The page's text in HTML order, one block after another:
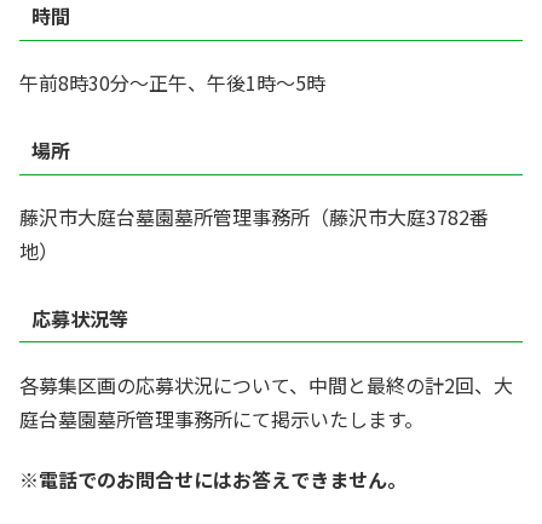
時間
午前8時30分～正午、午後1時～5時
場所
藤沢市大庭台墓園墓所管理事務所（藤沢市大庭3782番
地）
応募状況等
各募集区画の応募状況について、中間と最終の計2回、大
庭台墓園墓所管理事務所にて掲示いたします。
※電話でのお問合せにはお答えできません。